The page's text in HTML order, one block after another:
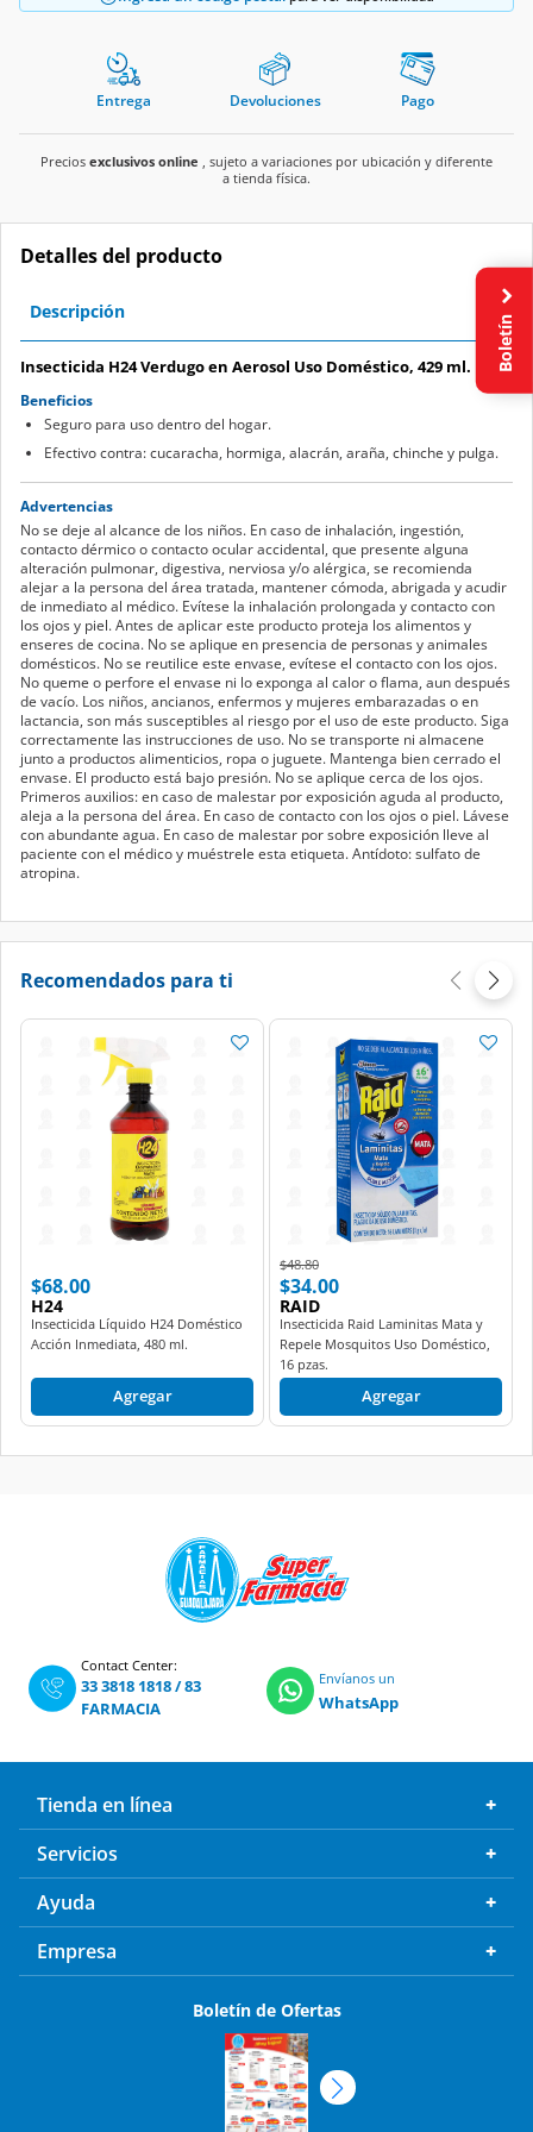
Entrega Devoluciones Pago
Precios exclusivos online , sujeto a variaciones por ubicación y diferente
a tienda física.
Detalles del producto
Descripción
Insecticida H24 Verdugo en Aerosol Uso Doméstico, 429 ml.
Beneficios
Seguro para uso dentro del hogar.
Efectivo contra: cucaracha, hormiga, alacrán, araña, chinche y pulga.
Advertencias
No se deje al alcance de los niños. En caso de inhalación, ingestión,
contacto dérmico o contacto ocular accidental, que presente alguna
alteración pulmonar, digestiva, nerviosa y/o alérgica, se recomienda
alejar a la persona del área tratada, mantener cómoda, abrigada y acudir
de inmediato al médico. Evítese la inhalación prolongada y contacto con
los ojos y piel. Antes de aplicar este producto proteja los alimentos y
enseres de cocina. No se aplique en presencia de personas y animales
domésticos. No se reutilice este envase, evítese el contacto con los ojos.
No queme o perfore el envase ni lo exponga al calor o flama, aun después
de vacío. Los niños, ancianos, enfermos y mujeres embarazadas o en
lactancia, son más susceptibles al riesgo por el uso de este producto. Siga
correctamente las instrucciones de uso. No se transporte ni almacene
junto a productos alimenticios, ropa o juguete. Mantenga bien cerrado el
envase. El producto está bajo presión. No se aplique cerca de los ojos.
Primeros auxilios: en caso de malestar por exposición aguda al producto,
aleja a la persona del área. En caso de contacto con los ojos o piel. Lávese
con abundante agua. En caso de malestar por sobre exposición lleve al
paciente con el médico y muéstrele esta etiqueta. Antídoto: sulfato de
atropina.
Recomendados para ti
$68.00
H24
Insecticida Líquido H24 Doméstico
Acción Inmediata, 480 ml.
Agregar
Price reduced from
$48.80to
$34.00
RAID
Insecticida Raid Laminitas Mata y
Repele Mosquitos Uso Doméstico,
16 pzas.
Agregar
Contact Center:
33 3818 1818/83
FARMACIA
Envíanos un
WhatsApp
Tienda en línea
Servicios
Ayuda
Empresa
Boletín de Ofertas
Boletín